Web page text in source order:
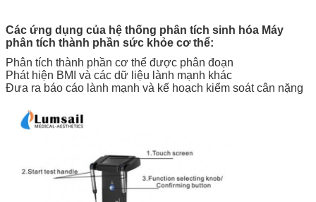
Các ứng dụng của hệ thống phân tích sinh hóa Máy
phân tích thành phần sức khỏe cơ thể:
Phân tích thành phần cơ thể được phân đoạn
Phát hiện BMI và các dữ liệu lành mạnh khác
Đưa ra báo cáo lành mạnh và kế hoạch kiểm soát cân nặng